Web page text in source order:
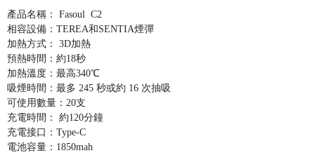
產品名稱： Fasoul C2
相容設備：TEREA和SENTIA煙彈
加熱方式： 3D加熱
預熱時間：約18秒
加熱溫度：最高340℃
吸煙時間：最多 245 秒或約 16 次抽吸
可使用數量：20支
充電時間： 約120分鐘
充電接口：Type-C
電池容量：1850mah